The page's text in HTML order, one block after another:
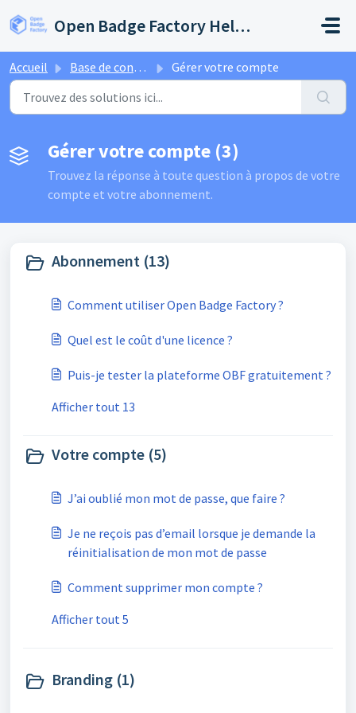
Open Badge Factory Help Center
Accueil Base de connaissances Gérer votre compte
Gérer votre compte (3)
Trouvez la réponse à toute question à propos de votre
compte et votre abonnement.
Abonnement (13)
Comment utiliser Open Badge Factory ?
Quel est le coût d'une licence ?
Puis-je tester la plateforme OBF gratuitement ?
Afficher tout 13
Votre compte (5)
J’ai oublié mon mot de passe, que faire ?
Je ne reçois pas d’email lorsque je demande la
réinitialisation de mon mot de passe
Comment supprimer mon compte ?
Afficher tout 5
Branding (1)